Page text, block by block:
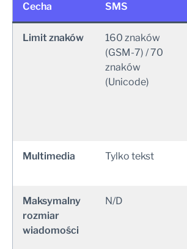
Cecha SMS
Limit znaków
160 znaków
(GSM-7) / 70
znaków
(Unicode)
Multimedia Tylko tekst
Maksymalny
rozmiar
wiadomości
N/D